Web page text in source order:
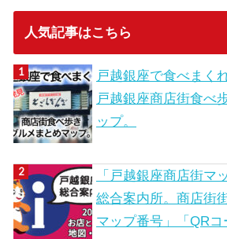
人気記事はこちら
戸越銀座で食べまく
戸越銀座商店街食べ
ップ。
「戸越銀座商店街マ
総合案内所。商店街
マップ番号」「QRコ